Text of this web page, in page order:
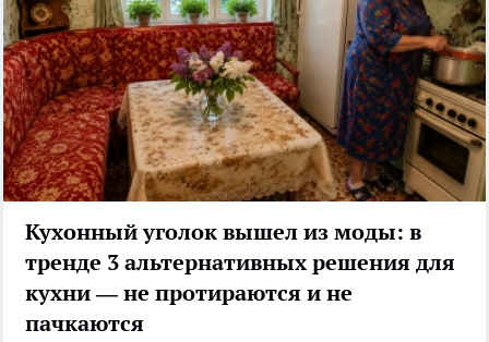
Кухонный уголок вышел из моды: в
тренде 3 альтернативных решения для
кухни — не протираются и не
пачкаются